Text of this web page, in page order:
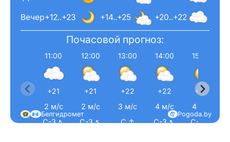
+12..+23 +14..+25 +20..+22
Вечер
Почасовой прогноз:
11:00
+21
2 м/с
С-З ↖
12:00
+21
2 м/с
С-З ↖
13:00
+22
3 м/с
С ↑
14:00
+22
4 м/с
С-З ↖
15:00
+23
4 м/с
С-З ↖
Pogoda.by
Белгидромет